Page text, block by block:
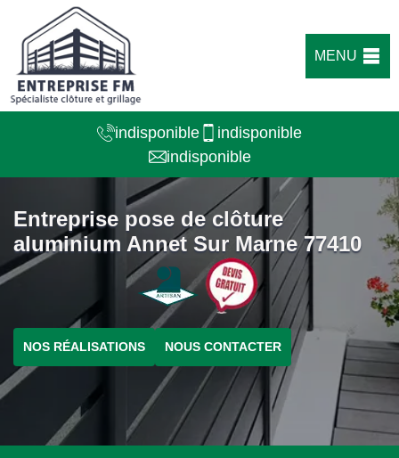
MENU
indisponible
indisponible
indisponible
Entreprise pose de clôture
aluminium Annet Sur Marne 77410
NOS RÉALISATIONS NOUS CONTACTER